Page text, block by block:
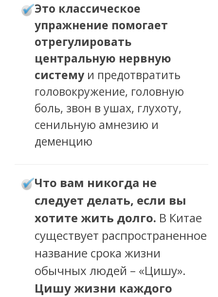
Это классическое
упражнение помогает
отрегулировать
центральную нервную
систему и предотвратить
головокружение, головную
боль, звон в ушах, глухоту,
сенильную амнезию и
деменцию
Что вам никогда не
следует делать, если вы
хотите жить долго. В Китае
существует распространенное
название срока жизни
обычных людей – «Цишу».
Цишу жизни каждого